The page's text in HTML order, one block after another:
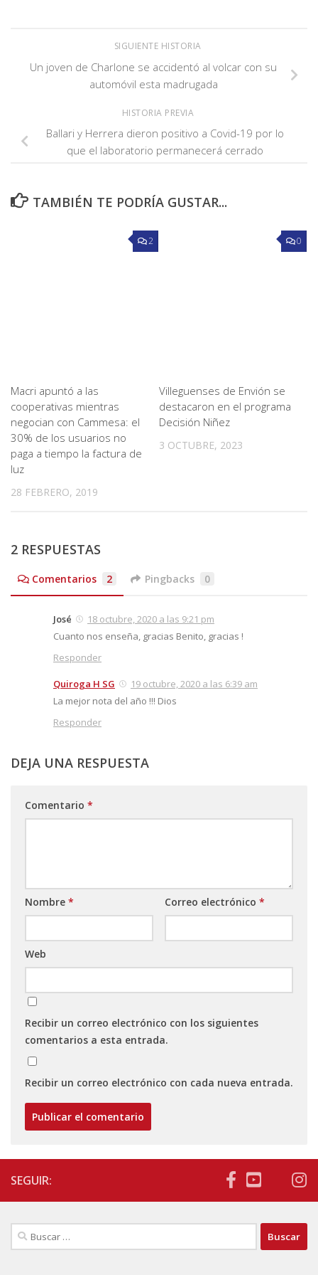
SIGUIENTE HISTORIA
Un joven de Charlone se accidentó al volcar con su
automóvil esta madrugada
HISTORIA PREVIA
Ballari y Herrera dieron positivo a Covid-19 por lo
que el laboratorio permanecerá cerrado
TAMBIÉN TE PODRÍA GUSTAR...
2
Macri apuntó a las
cooperativas mientras
negocian con Cammesa: el
30% de los usuarios no
paga a tiempo la factura de
luz
28 FEBRERO, 2019
0
Villeguenses de Envión se
destacaron en el programa
Decisión Niñez
3 OCTUBRE, 2023
2 RESPUESTAS
Comentarios 2 Pingbacks 0
José
18 octubre, 2020 a las 9:21 pm
Cuanto nos enseña, gracias Benito, gracias !
Responder
Quiroga H SG
19 octubre, 2020 a las 6:39 am
La mejor nota del año !!! Dios
Responder
DEJA UNA RESPUESTA
Comentario *
Nombre * Correo electrónico *
Web
Recibir un correo electrónico con los siguientes
comentarios a esta entrada.
Recibir un correo electrónico con cada nueva entrada.
SEGUIR:
Buscar: